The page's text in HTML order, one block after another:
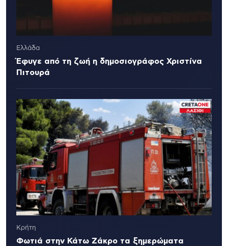
Ελλάδα
Έφυγε από τη ζωή η δημοσιογράφος Χριστίνα
Πιτουρά
Κρήτη
Φωτιά στην Κάτω Ζάκρο τα ξημερώματα